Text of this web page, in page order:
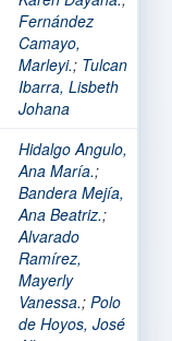
Fernández
Camayo,
Marleyi.; Tulcan
Ibarra, Lisbeth
Johana
Hidalgo Angulo,
Ana María.;
Bandera Mejía,
Ana Beatriz.;
Alvarado
Ramírez,
Mayerly
Vanessa.; Polo
de Hoyos, José